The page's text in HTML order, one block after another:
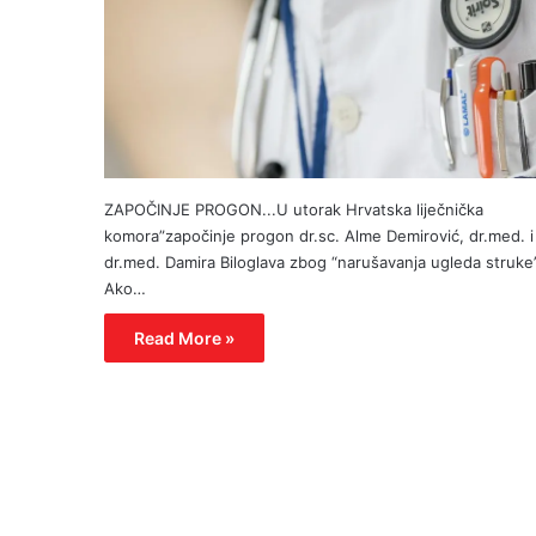
ZAPOČINJE PROGON...U utorak Hrvatska liječnička
komora”započinje progon dr.sc. Alme Demirović, dr.med. i
dr.med. Damira Biloglava zbog “narušavanja ugleda
Ako…
Read More »